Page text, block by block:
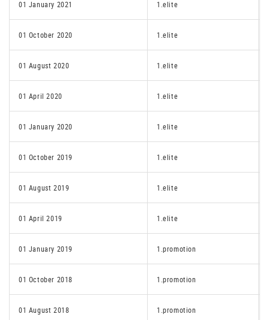
01 January 2021 1.elite
01 October 2020 1.elite
01 August 2020 1.elite
01 April 2020 1.elite
01 January 2020 1.elite
01 October 2019 1.elite
01 August 2019 1.elite
01 April 2019 1.elite
01 January 2019 1.promotion
01 October 2018 1.promotion
01 August 2018 1.promotion